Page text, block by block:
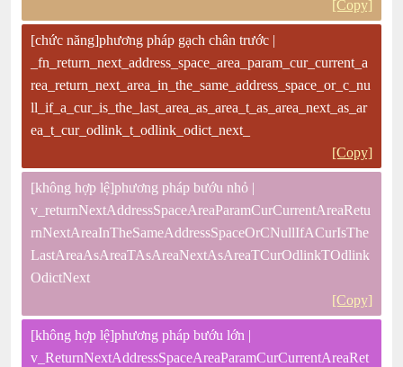
[Copy]
[chức năng]phương pháp gạch chân trước |
_fn_return_next_address_space_area_param_cur_current_a
rea_return_next_area_in_the_same_address_space_or_c_nu
ll_if_a_cur_is_the_last_area_as_area_t_as_area_next_as_ar
ea_t_cur_odlink_t_odlink_odict_next_
[Copy]
[không hợp lệ]phương pháp bướu nhỏ |
v_returnNextAddressSpaceAreaParamCurCurrentAreaRetu
rnNextAreaInTheSameAddressSpaceOrCNullIfACurIsThe
LastAreaAsAreaTAsAreaNextAsAreaTCurOdlinkTOdlink
OdictNext
[Copy]
[không hợp lệ]phương pháp bướu lớn |
v_ReturnNextAddressSpaceAreaParamCurCurrentAreaRet